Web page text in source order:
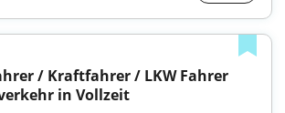
/ Kraftfahrer / LKW Fahrer
in Vollzeit